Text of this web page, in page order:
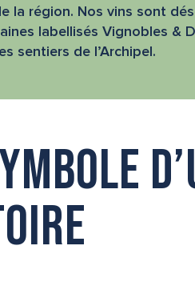
la région. Nos vins sont
labellisés Vignobles &
sentiers de l’Archipel.